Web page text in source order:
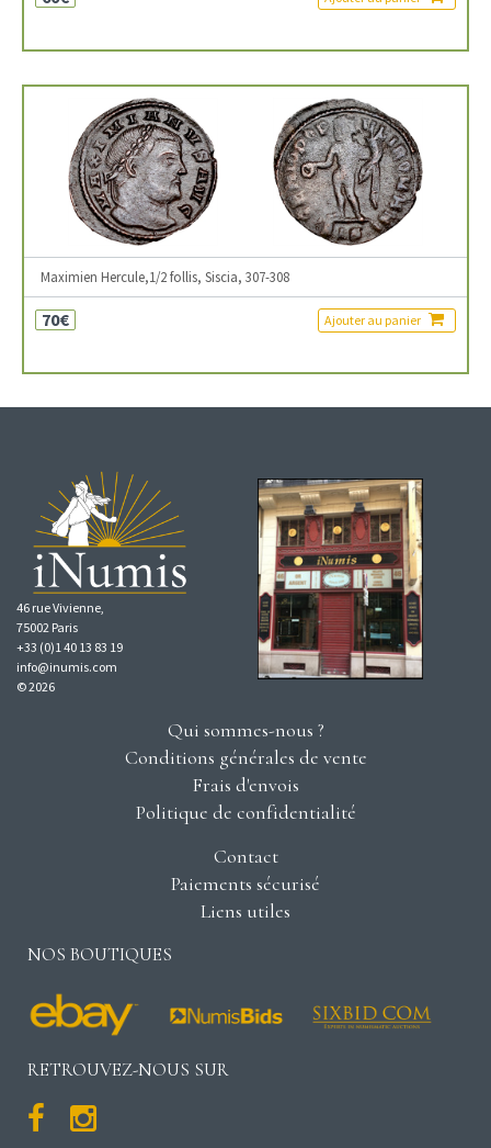
Maximien Hercule,1/2 follis, Siscia, 307-308
70€ Ajouter au panier
46 rue Vivienne,
75002 Paris
+33 (0)1 40 13 83 19
info@inumis.com
© 2026
Qui sommes-nous ?
Conditions générales de vente
Frais d'envois
Politique de confidentialité
Contact
Paiements sécurisé
Liens utiles
NOS BOUTIQUES
RETROUVEZ-NOUS SUR